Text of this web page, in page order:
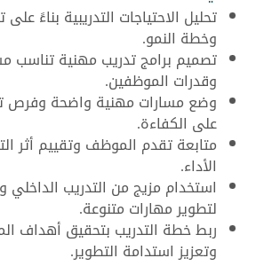
تحليل الاحتياجات التدريبية بناءً على
وخطة النمو.
تصميم برامج تدريب مهنية تناسب
وقدرات الموظفين.
وضع مسارات مهنية واضحة وفرص
على الكفاءة.
متابعة تقدم الموظف وتقييم أثر
الأداء.
استخدام مزيج من التدريب الداخلي
لتطوير مهارات متنوعة.
ربط خطة التدريب بتحقيق أهداف
وتعزيز استدامة التطوير.